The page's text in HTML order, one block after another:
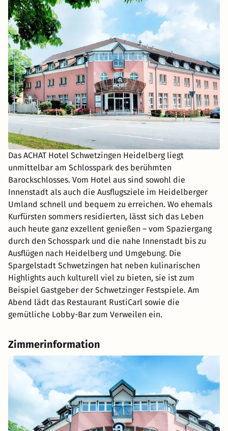
Das ACHAT Hotel Schwetzingen Heidelberg liegt
unmittelbar am Schlosspark des berühmten
Barockschlosses. Vom Hotel aus sind sowohl die
Innenstadt als auch die Ausflugsziele im Heidelberger
Umland schnell und bequem zu erreichen. Wo ehemals
Kurfürsten sommers residierten, lässt sich das Leben
auch heute ganz exzellent genießen – vom Spaziergang
durch den Schosspark und die nahe Innenstadt bis zu
Ausflügen nach Heidelberg und Umgebung. Die
Spargelstadt Schwetzingen hat neben kulinarischen
Highlights auch kulturell viel zu bieten, sie ist zum
Beispiel Gastgeber der Schwetzinger Festspiele. Am
Abend lädt das Restaurant RustiCarl sowie die
gemütliche Lobby-Bar zum Verweilen ein.
Zimmerinformation